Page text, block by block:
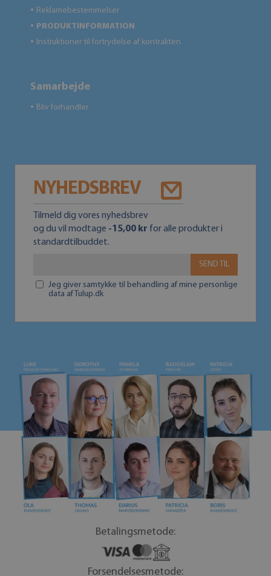
● Reklamebestemmelser
● PRODUKTINFORMATION
● Instruktioner til fortrydelse af kontrakten
Samarbejde
● Bliv forhandler
NYHEDSBREV
Tilmeld dig vores nyhedsbrev
og du vil modtage -15,00 kr for alle produkter i
standardtilbuddet.
SEND TIL
Jeg giver samtykke til behandling af mine personlige
data af Tulup.dk
Betalingsmetode:
Forsendelsesmetode: